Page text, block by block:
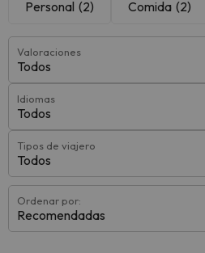
Personal (2) Comida (2)
Valoraciones
Todos
Idiomas
Todos
Tipos de viajero
Todos
Ordenar por:
Recomendadas